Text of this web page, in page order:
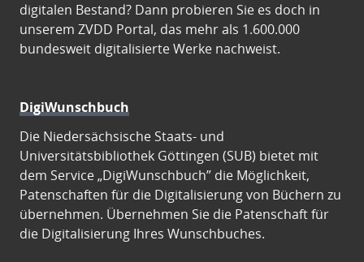
digitalen Bestand? Dann probieren Sie es doch in
unserem ZVDD Portal, das mehr als 1.600.000
bundesweit digitalisierte Werke nachweist.
DigiWunschbuch
Die Niedersächsische Staats- und
Universitätsbibliothek Göttingen (SUB) bietet mit
dem Service „DigiWunschbuch” die Möglichkeit,
Patenschaften für die Digitalisierung von Büchern zu
übernehmen. Übernehmen Sie die Patenschaft für
die Digitalisierung Ihres Wunschbuches.